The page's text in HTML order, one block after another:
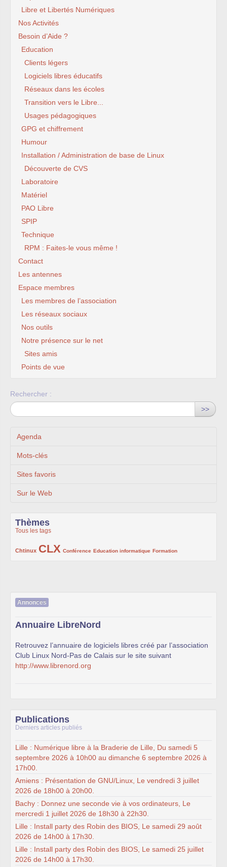
Libre et Libertés Numériques
Nos Activités
Besoin d’Aide ?
Education
Clients légers
Logiciels libres éducatifs
Réseaux dans les écoles
Transition vers le Libre...
Usages pédagogiques
GPG et chiffrement
Humour
Installation / Administration de base de Linux
Découverte de CVS
Laboratoire
Matériel
PAO Libre
SPIP
Technique
RPM : Faites-le vous même !
Contact
Les antennes
Espace membres
Les membres de l’association
Les réseaux sociaux
Nos outils
Notre présence sur le net
Sites amis
Points de vue
Rechercher :
>>
Agenda
Mots-clés
Sites favoris
Sur le Web
Thèmes
Tous les tags
Chtinux
222/1002CLX
1002/1002 Conférence
132/1002 Education informatique
119/1002 Formation
168/1002
Annonces
Annuaire LibreNord
Retrouvez l’annuaire de logiciels libres créé par l’association
Club Linux Nord-Pas de Calais sur le site suivant
http://www.librenord.org
Publications
Derniers articles publiés
Lille : Numérique libre à la Braderie de Lille, Du samedi 5
septembre 2026 à 10h00 au dimanche 6 septembre 2026 à
17h00.
Amiens : Présentation de GNU/Linux, Le vendredi 3 juillet
2026 de 18h00 à 20h00.
Bachy : Donnez une seconde vie à vos ordinateurs, Le
mercredi 1 juillet 2026 de 18h30 à 22h30.
Lille : Install party des Robin des BIOS, Le samedi 29 août
2026 de 14h00 à 17h30.
Lille : Install party des Robin des BIOS, Le samedi 25 juillet
2026 de 14h00 à 17h30.